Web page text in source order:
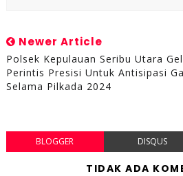
Newer Article
Polsek Kepulauan Seribu Utara
Perintis Presisi Untuk Antisipasi
Selama Pilkada 2024
BLOGGER DISQUS
TIDAK ADA